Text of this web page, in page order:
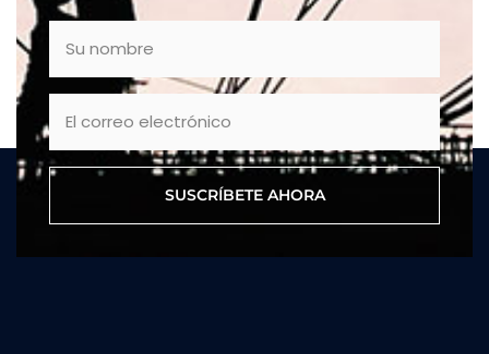
SUSCRÍBETE AHORA